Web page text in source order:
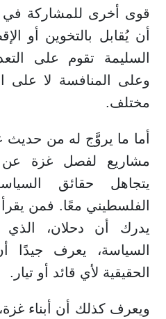
قوى أخرى للمشاركة في
أن يُقابل بالتخوين أو
السليمة تقوم على
وعلى المنافسة لا
مختلف.
أما ما يروَّج له من حديث
مشاريع لفصل غزة عن
يتجاهل حقائق
الفلسطيني معًا. فمن
يدرك أن دحلان، الذي
السياسة، يعرف جيدًا
الحقيقية لأي قائد أو تيار.
ويعرف كذلك أن أبناء